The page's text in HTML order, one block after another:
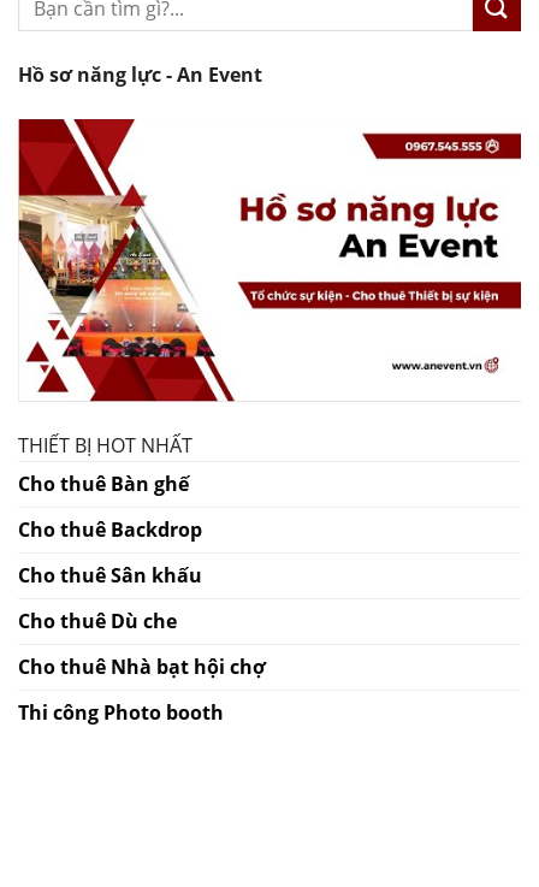
Hồ sơ năng lực - An Event
THIẾT BỊ HOT NHẤT
Cho thuê Bàn ghế
Cho thuê Backdrop
Cho thuê Sân khấu
Cho thuê Dù che
Cho thuê Nhà bạt hội chợ
Thi công Photo booth